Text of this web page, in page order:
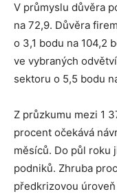
V průmyslu důvěra
na 72,9. Důvěra
o 3,1 bodu na 104,2
ve vybraných
sektoru o 5,5 bodu
Z průzkumu mezi 1
procent očekává
měsíců. Do půl roku
podniků. Zhruba
předkrizovou